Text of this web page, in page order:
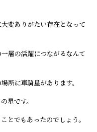
変ありがたい存在となって
層の活躍につながるなんて
所に車騎星があります。
星です。
とでもあったのでしょう。